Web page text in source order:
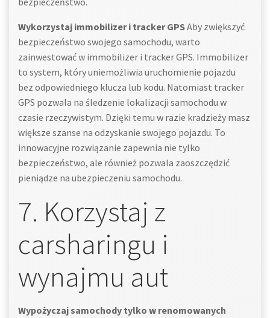
Wykorzystaj immobilizer i tracker GPSAby zwiększyć
bezpieczeństwo swojego samochodu, warto
zainwestować w immobilizer i tracker GPS. Immobilizer
to system, który uniemożliwia uruchomienie pojazdu
bez odpowiedniego klucza lub kodu. Natomiast tracker
GPS pozwala na śledzenie lokalizacji samochodu w
czasie rzeczywistym. Dzięki temu w razie kradzieży masz
większe szanse na odzyskanie swojego pojazdu. To
innowacyjne rozwiązanie zapewnia nie tylko
bezpieczeństwo, ale również pozwala zaoszczędzić
pieniądze na ubezpieczeniu samochodu.
7. Korzystaj z
carsharingu i
wynajmu aut
Wypożyczaj samochody tylko w renomowanych